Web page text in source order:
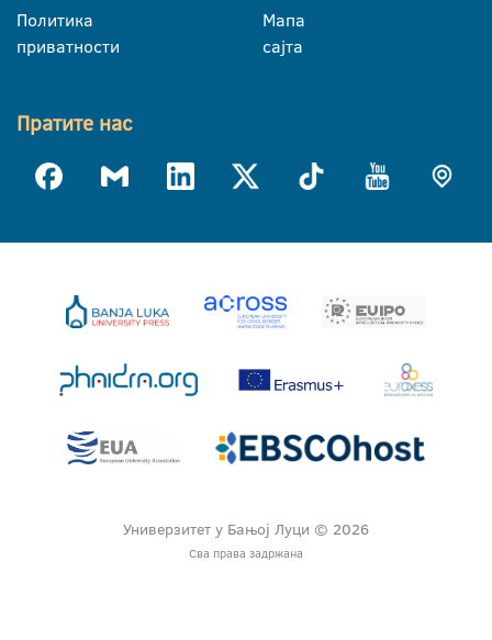
Политика
приватности
Мапа
сајта
Пратите нас
Универзитет у Бањој Луци © 2026
Сва права задржана